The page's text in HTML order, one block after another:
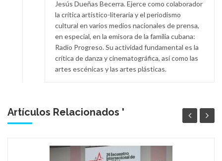
Jesús Dueñas Becerra. Ejerce como colaborador
la crítica artístico-literaria y el periodismo
cultural en varios medios nacionales de prensa,
en especial, en la emisora de la familia cubana:
Radio Progreso. Su actividad fundamental es la
crítica de danza y cinematográfica, así como las
artes escénicas y las artes plásticas.
Artículos Relacionados '